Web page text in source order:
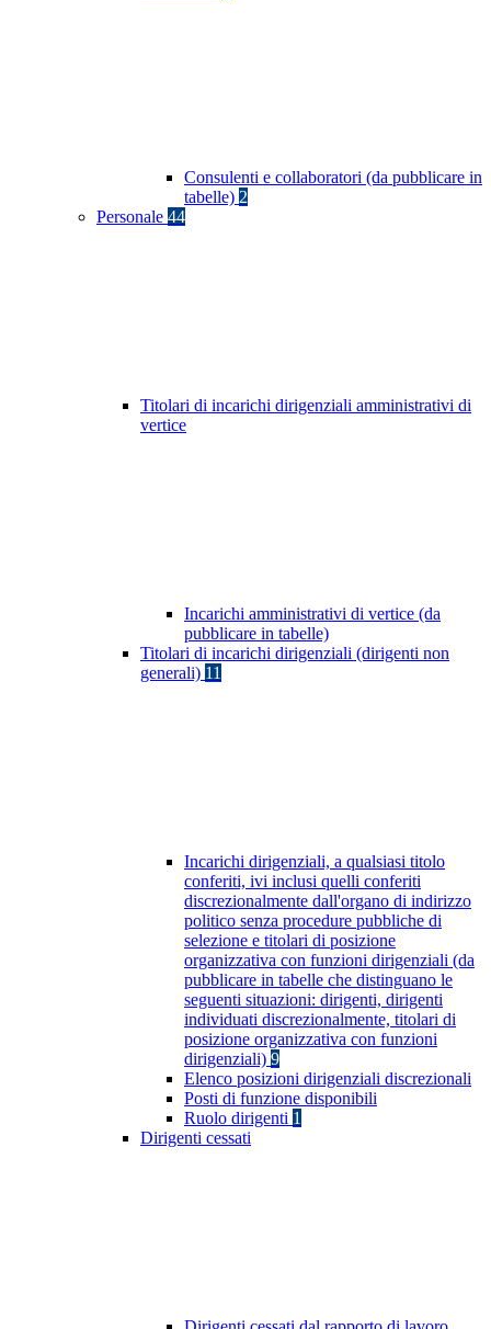
Consulenti e collaboratori (da pubblicare in
tabelle) 2
Personale 44
Titolari di incarichi dirigenziali amministrativi di
vertice
Incarichi amministrativi di vertice (da
pubblicare in tabelle)
Titolari di incarichi dirigenziali (dirigenti non
generali) 11
Incarichi dirigenziali, a qualsiasi titolo
conferiti, ivi inclusi quelli conferiti
discrezionalmente dall'organo di indirizzo
politico senza procedure pubbliche di
selezione e titolari di posizione
organizzativa con funzioni dirigenziali (da
pubblicare in tabelle che distinguano le
seguenti situazioni: dirigenti, dirigenti
individuati discrezionalmente, titolari di
posizione organizzativa con funzioni
dirigenziali) 9
Elenco posizioni dirigenziali discrezionali
Posti di funzione disponibili
Ruolo dirigenti 1
Dirigenti cessati